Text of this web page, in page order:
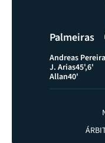
Palmeiras
Andreas Pereira
J. Arias45' 6'
Allan40'